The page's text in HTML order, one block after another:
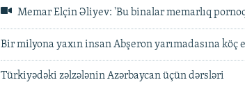
Memar Elçin Əliyev: 'Bu binalar memarlıq
Bir milyona yaxın insan Abşeron yarımadasına köç
Türkiyədəki zəlzələnin Azərbaycan üçün dərsləri